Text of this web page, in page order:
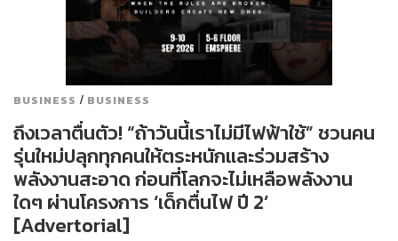
BUSINESS / BUSINESS
ถึงเวลาตื่นตัว! “ถ้าวันนี้เราไม่มีไฟฟ้าใช้” ชวนคน
รุ่นใหม่ปลุกทุกคนให้ตระหนักและร่วมสร้าง
พลังงานสะอาด ก่อนที่โลกจะไม่เหลือพลังงาน
ใดๆ ผ่านโครงการ ‘เด็กตื่นไฟ ปี 2’
[Advertorial]